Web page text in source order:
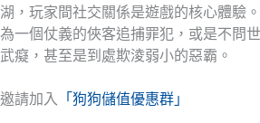
湖，玩家間社交關係是遊戲的核心體驗
為一個仗義的俠客追捕罪犯，或是不問
武癡，甚至是到處欺淩弱小的惡霸。
邀請加入 「狗狗儲值優惠群」